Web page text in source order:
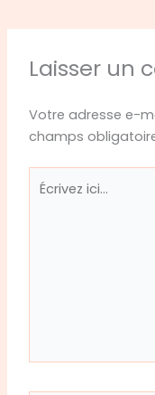
Laisser un
Votre adresse e-
champs
Écrivez
ici…